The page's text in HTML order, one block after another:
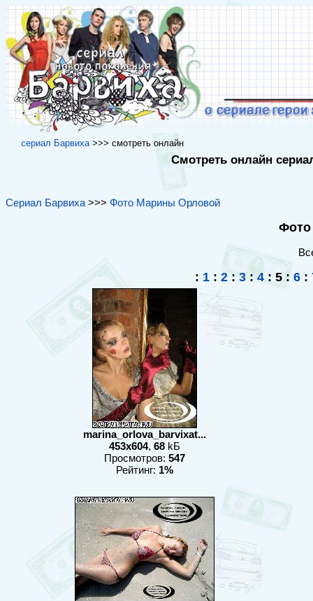
cериал Барвиха>>> cмотреть онлайн
Смотреть онлайн
Сериал Барвиха >>> Фото Марины Орловой
: 1 : 2 : 3 : 4 : 5 : 6 :
marina_orlova_barvixat...
453x604, 68 kБ
Просмотров: 547
Рейтинг: 1%